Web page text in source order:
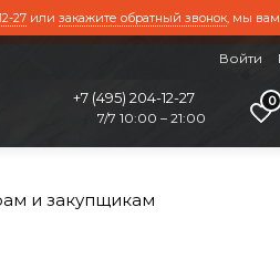
27 или закажите обратный звонок, мы вам
Войти
+7 (495) 204-12-27
7/7 10:00 – 21:00
0
и закупщикам